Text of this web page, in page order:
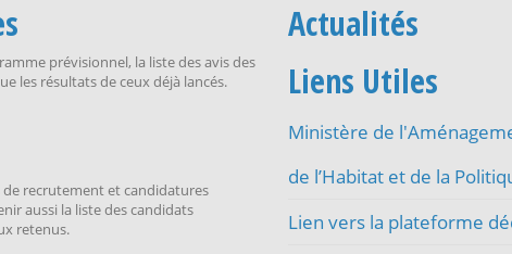
prévisionnel, la liste des avis des
les résultats de ceux déjà lancés.
de recrutement et candidatures
aussi la liste des candidats
retenus.
Actualités
Liens Utiles
Ministère de
de l’Habitat et de la
Lien vers la plateforme